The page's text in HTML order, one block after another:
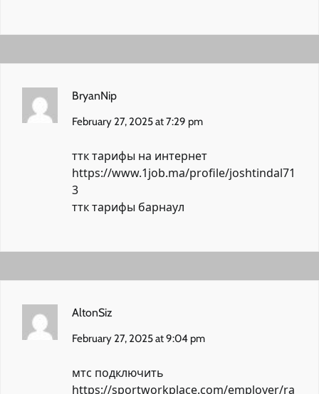
BryanNip
February 27, 2025 at 7:29 pm
ттк тарифы на интернет
https://www.1job.ma/profile/joshtindal71
3
ттк тарифы барнаул
AltonSiz
February 27, 2025 at 9:04 pm
мтс подключить
https://sportworkplace.com/employer/ra